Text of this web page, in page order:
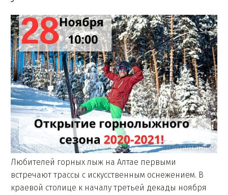
Любителей горных лыж на Алтае первыми
встречают трассы с искусственным оснежением. В
краевой столице к началу третьей декады ноября